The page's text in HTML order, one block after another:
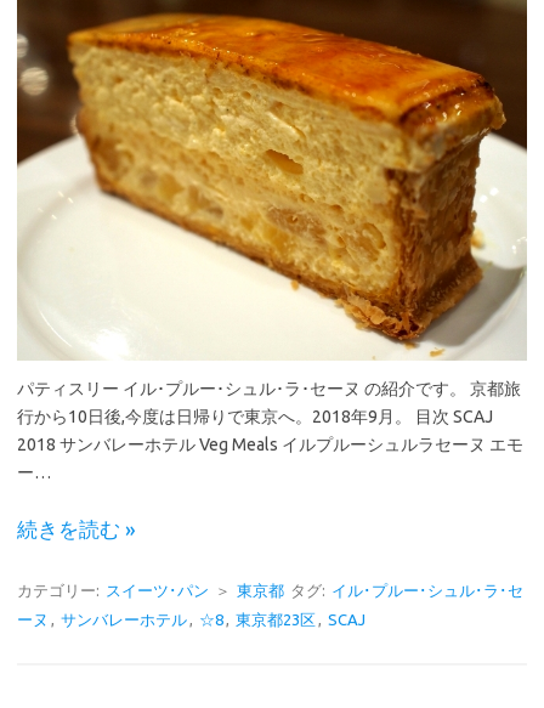
パティスリー イル･プルー･シュル･ラ･セーヌ の紹介です。 京都旅
行から10日後,今度は日帰りで東京へ。2018年9月。 目次 SCAJ
2018 サンバレーホテル Veg Meals イルプルーシュルラセーヌ エモ
ー…
続きを読む »
カテゴリー: スイーツ･パン ＞ 東京都 タグ: イル･プルー･シュル･ラ･セ
ーヌ , サンバレーホテル, ☆8, 東京都23区, SCAJ